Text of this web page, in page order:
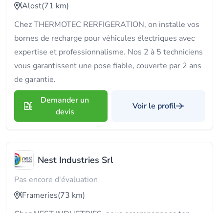
Alost(71 km)
Chez THERMOTEC RERFIGERATION, on installe vos
bornes de recharge pour véhicules électriques avec
expertise et professionnalisme. Nos 2 à 5 techniciens
vous garantissent une pose fiable, couverte par 2 ans
de garantie.
Demander un
devis
Voir le profil
Nest Industries Srl
Pas encore d'évaluation
Frameries(73 km)